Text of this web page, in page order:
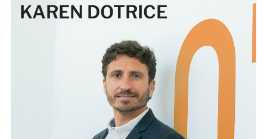
KAREN DOTRICE